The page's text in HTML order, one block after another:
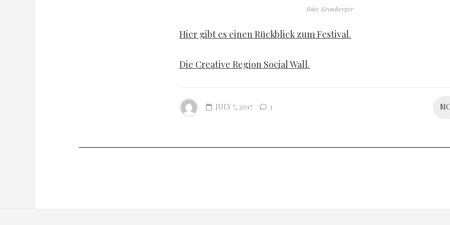
Foto: Kronberger
Hier gibt es einen Rückblick zum Festival.
Die Creative Region Social Wall.
JULY 7, 2017 1